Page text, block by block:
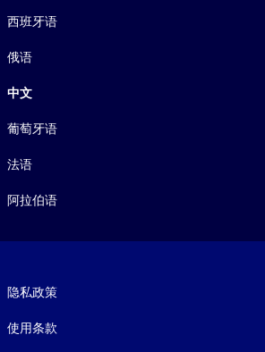
西班牙语
俄语
中文
葡萄牙语
法语
阿拉伯语
隐私政策
使用条款